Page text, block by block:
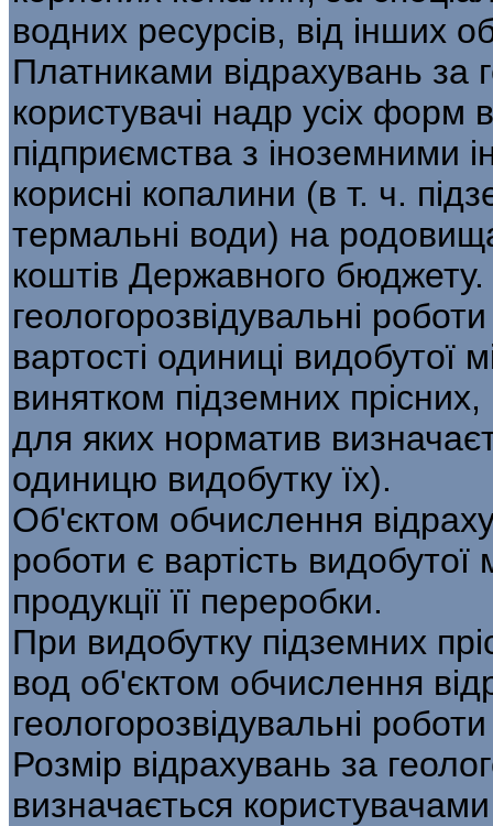
водних ресурсів, від інших
Платниками відрахувань за
користувачі надр усіх форм
підприємства з іноземними
корисні копалини (в т. ч.
термальні води) на
коштів Державного
геологорозвідувальні
вартості одиниці видобутої
винятком підземних
для яких норматив
одиницю видобутку їх).
Об'єктом обчислення
роботи є вартість
продукції її переробки.
При видобутку підземних
вод об'єктом обчислення
геологорозвідувальні
Розмір відрахувань за
визначається